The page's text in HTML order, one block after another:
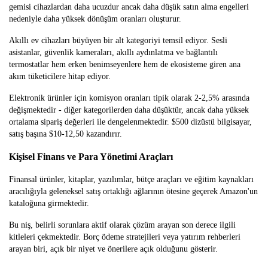
gemisi cihazlardan daha ucuzdur ancak daha düşük satın alma engelleri
nedeniyle daha yüksek dönüşüm oranları oluşturur.
Akıllı ev cihazları büyüyen bir alt kategoriyi temsil ediyor. Sesli
asistanlar, güvenlik kameraları, akıllı aydınlatma ve bağlantılı
termostatlar hem erken benimseyenlere hem de ekosisteme giren ana
akım tüketicilere hitap ediyor.
Elektronik ürünler için komisyon oranları tipik olarak 2-2,5% arasında
değişmektedir - diğer kategorilerden daha düşüktür, ancak daha yüksek
ortalama sipariş değerleri ile dengelenmektedir. $500 dizüstü bilgisayar,
satış başına $10-12,50 kazandırır.
Kişisel Finans ve Para Yönetimi Araçları
Finansal ürünler, kitaplar, yazılımlar, bütçe araçları ve eğitim kaynakları
aracılığıyla geleneksel satış ortaklığı ağlarının ötesine geçerek Amazon'un
kataloğuna girmektedir.
Bu niş, belirli sorunlara aktif olarak çözüm arayan son derece ilgili
kitleleri çekmektedir. Borç ödeme stratejileri veya yatırım rehberleri
arayan biri, açık bir niyet ve önerilere açık olduğunu gösterir.